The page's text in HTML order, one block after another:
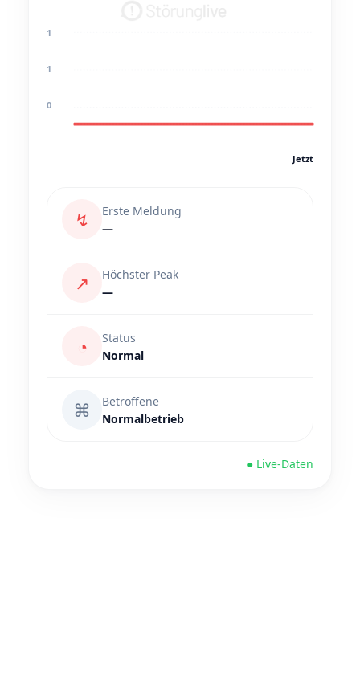
1
1
0
Jetzt
↯
Erste Meldung
—
↗
Höchster Peak
—
◔
Status
Normal
⌘
Betroffene
Normalbetrieb
● Live-Daten